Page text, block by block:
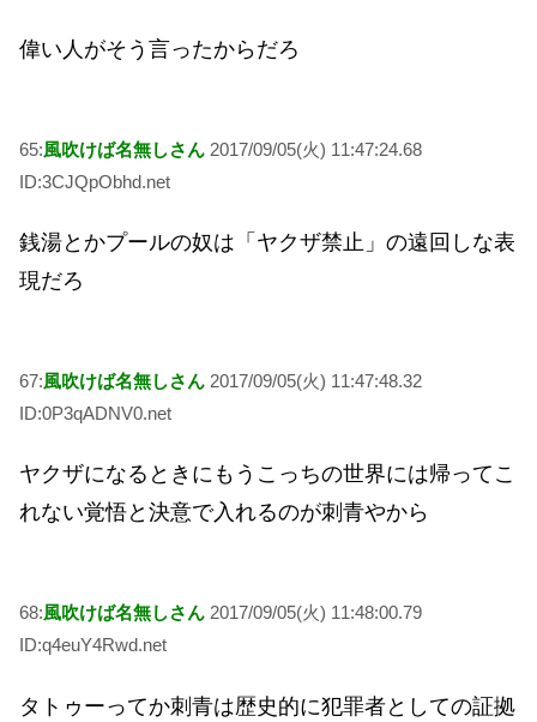
偉い人がそう言ったからだろ
65:風吹けば名無しさん 2017/09/05(火) 11:47:24.68
ID:3CJQpObhd.net
銭湯とかプールの奴は「ヤクザ禁止」の遠回しな表
現だろ
67:風吹けば名無しさん 2017/09/05(火) 11:47:48.32
ID:0P3qADNV0.net
ヤクザになるときにもうこっちの世界には帰ってこ
れない覚悟と決意で入れるのが刺青やから
68:風吹けば名無しさん 2017/09/05(火) 11:48:00.79
ID:q4euY4Rwd.net
タトゥーってか刺青は歴史的に犯罪者としての証拠